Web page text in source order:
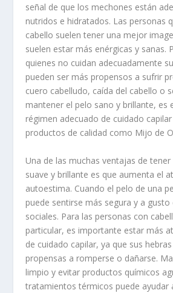
señal de que los mechones están
nutridos e hidratados. Las personas
cabello suelen tener una mejor
suelen estar más enérgicas y sanas.
quienes no cuidan adecuadamente
pueden ser más propensos a sufrir
cuero cabelludo, caída del cabello o
mantener el pelo sano y brillante, es
régimen adecuado de cuidado
productos de calidad como Mijo de
Una de las muchas ventajas de
suave y brillante es que aumenta el
autoestima. Cuando el pelo de una
puede sentirse más segura y a gusto
sociales. Para las personas con
particular, es importante estar más
de cuidado capilar, ya que sus
propensas a romperse o dañarse.
limpio y evitar productos químicos
tratamientos térmicos puede ayudar